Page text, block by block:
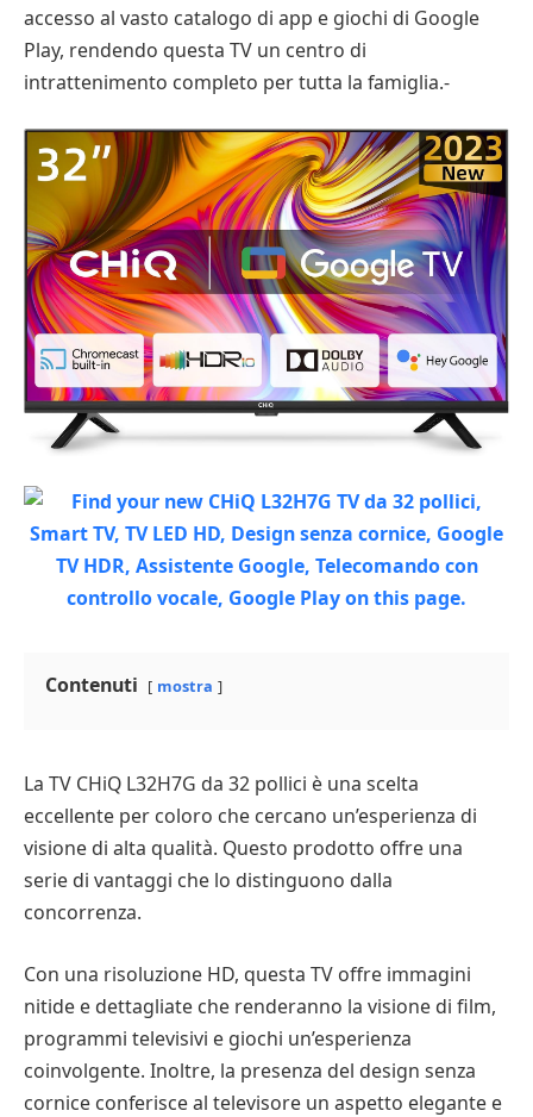
accesso al vasto catalogo di app e giochi di Google
Play, rendendo questa TV un centro di
intrattenimento completo per tutta la famiglia.-
Contenuti mostra
La TV CHiQ L32H7G da 32 pollici è una scelta
eccellente per coloro che cercano un’esperienza di
visione di alta qualità. Questo prodotto offre una
serie di vantaggi che lo distinguono dalla
concorrenza.
Con una risoluzione HD, questa TV offre immagini
nitide e dettagliate che renderanno la visione di film,
programmi televisivi e giochi un’esperienza
coinvolgente. Inoltre, la presenza del design senza
cornice conferisce al televisore un aspetto elegante e